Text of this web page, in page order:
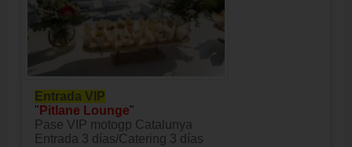
Entrada VIP
" Pitlane Lounge"
Pase VIP motogp Catalunya
Entrada 3 días/Catering 3 días